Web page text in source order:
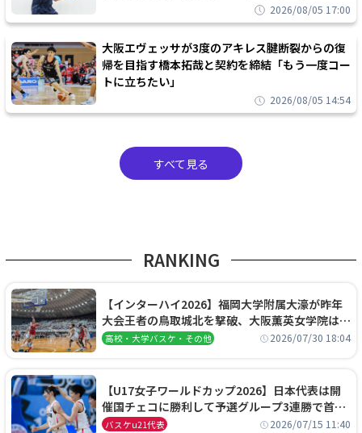
2026/08/05 17:00
大阪エヴェッサが3度のアキレス腱断裂からの復
帰を目指す橋本拓哉と契約を締結「もう一度コー
トに立ちたい」
2026/08/05 14:54
すべて見る
RANKING
【インターハイ2026】福岡大学附属大濠が昨年
大会王者の鳥取城北を撃破、大阪薫英女学院は岐
阜女子に完勝、大会3日目試合結果
高校・大学バスケ・その他 2026/07/30 18:04
【U17女子ワールドカップ2026】日本代表は開
催国チェコに勝利して予選グループ3連勝で首位
通過！準々決勝の相手はエジプトに決定
バスケu21代表 2026/07/15 11:40